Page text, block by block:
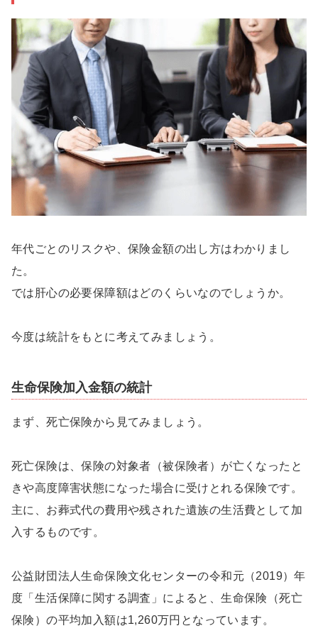
年代ごとのリスクや、保険金額の出し方はわかりまし
た。
では肝心の必要保障額はどのくらいなのでしょうか。
今度は統計をもとに考えてみましょう。
生命保険加入金額の統計
まず、死亡保険から見てみましょう。
死亡保険は、保険の対象者（被保険者）が亡くなったと
きや高度障害状態になった場合に受けとれる保険です。
主に、お葬式代の費用や残された遺族の生活費として加
入するものです。
公益財団法人生命保険文化センターの令和元（2019）年
度「生活保障に関する調査」によると、生命保険（死亡
保険）の平均加入額は1,260万円となっています。